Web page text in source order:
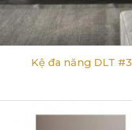
Kệ đa năng DLT #3